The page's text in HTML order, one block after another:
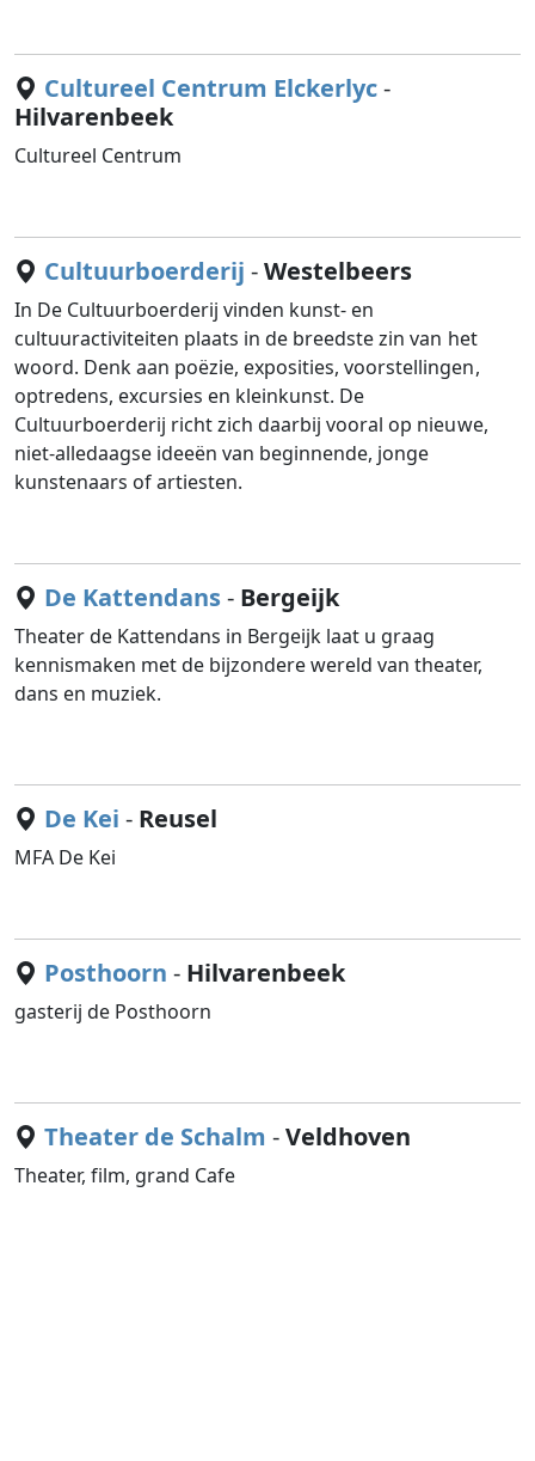
Cultureel Centrum Elckerlyc-
Hilvarenbeek
Cultureel Centrum
Cultuurboerderij -Westelbeers
In De Cultuurboerderij vinden kunst- en
cultuuractiviteiten plaats in de breedste zin van het
woord. Denk aan poëzie, exposities, voorstellingen,
optredens, excursies en kleinkunst. De
Cultuurboerderij richt zich daarbij vooral op nieuwe,
niet-alledaagse ideeën van beginnende, jonge
kunstenaars of artiesten.
De Kattendans- Bergeijk
Theater de Kattendans in Bergeijk laat u graag
kennismaken met de bijzondere wereld van theater,
dans en muziek.
De Kei - Reusel
MFA De Kei
Posthoorn - Hilvarenbeek
gasterij de Posthoorn
Theater de Schalm -Veldhoven
Theater, film, grand Cafe